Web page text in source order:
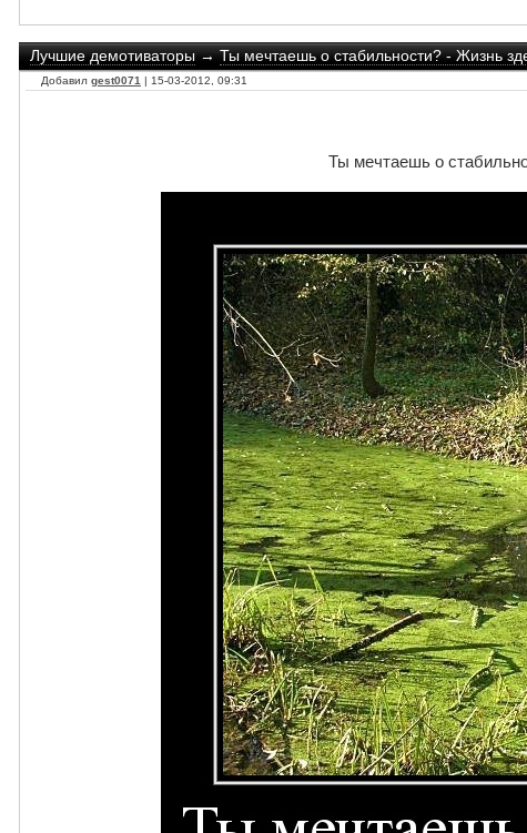
Лучшие демотиваторы→Ты мечтаешь о стабильности? - Жизнь
Добавил gest0071 | 15-03-2012, 09:31
Ты мечтаешь о